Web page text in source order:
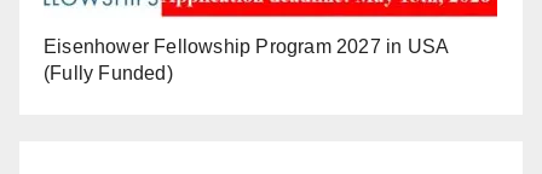
Eisenhower Fellowship Program 2027 in USA
(Fully Funded)